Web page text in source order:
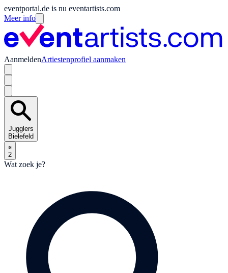
eventportal.de is nu eventartists.com
Meer info
AanmeldenArtiestenprofiel aanmaken
Jugglers
Bielefeld
2
Wat zoek je?